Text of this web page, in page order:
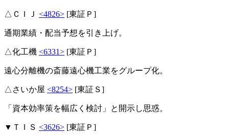
△ＣＩＪ <4826> [東証Ｐ]
通期業績・配当予想を引き上げ。
△化工機 <6331> [東証Ｐ]
遠心分離機の斎藤遠心機工業をグループ化。
△さいか屋 <8254> [東証Ｓ]
「資本効率策を幅広く検討」と開示し思惑。
▼ＴＩＳ <3626> [東証Ｐ]